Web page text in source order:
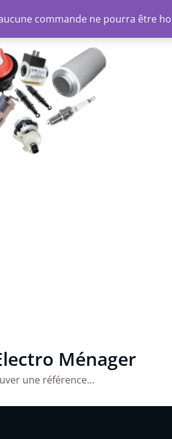
Ménager
une référence…
commande ne pourra être